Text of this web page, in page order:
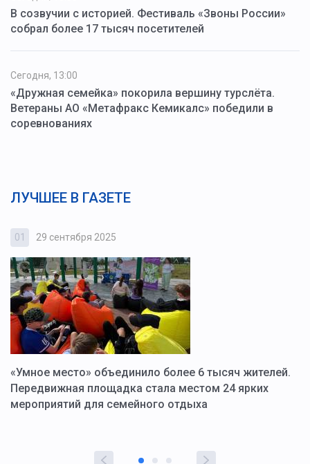
В созвучии с историей. Фестиваль «Звоны России»
собрал более 17 тысяч посетителей
Сегодня, 13:00
«Дружная семейка» покорила вершину турслёта.
Ветераны АО «Метафракс Кемикалс» победили в
соревнованиях
ЛУЧШЕЕ В ГАЗЕТЕ
01 29 сентября 2025
«Умное место» объединило более 6 тысяч жителей.
Передвижная площадка стала местом 24 ярких
мероприятий для семейного отдыха